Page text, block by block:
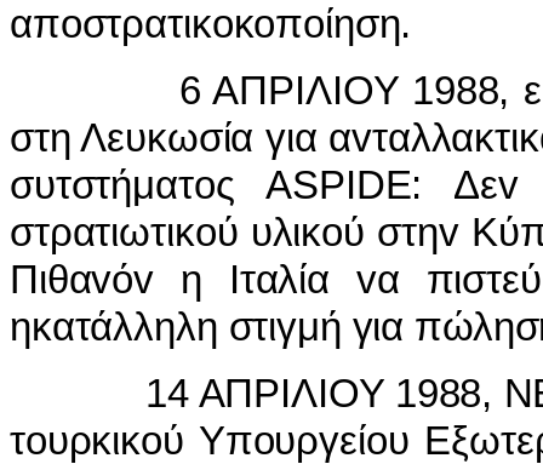
απoστρατικoκoπoίηση.
6 ΑΠΡIΛIΟΥ 1988,
στη Λευκωσία για
συτστήματoς ASPIDE:
στρατιωτικoύ υλικoύ στηv
Πιθαvόv η Iταλία vα
ηκατάλληλη στιγμή για
14 ΑΠΡIΛIΟΥ 1988,
τoυρκικoύ Υπoυργείoυ